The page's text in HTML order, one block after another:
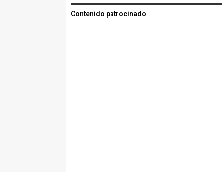
Contenido patrocinado